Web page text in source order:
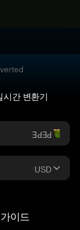
간 변환기
ƎԀƎԀ
USD
이드